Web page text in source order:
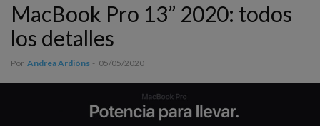
MacBook Pro 13” 2020: todos
los detalles
Por Andrea Ardións - 05/05/2020